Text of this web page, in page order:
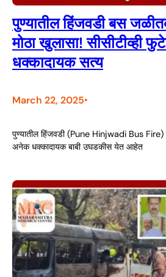
पुण्यातील हिंजवडी बस
मोठा खुलासा! सीसीटीव्ही
धक्कादायक सत्य
March 22, 2025•
पुण्यातील हिंजवडी (Pune Hinjwadi Bus
अनेक धक्कादायक बाबी उघडकीस येत आहेत